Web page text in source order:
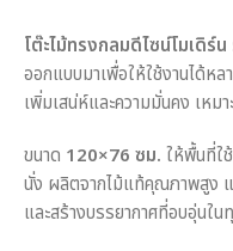
โต๊ะไม้ทรงกลมดีไซน์โมเดิร์
ออกแบบมาเพื่อให้ใช้งานได้หล
เพิ่มเสน่ห์และความมั่นคง เหม
ขนาด 120×76 ซม. ให้พื้นที่ใ
นั่ง ผลิตจากไม้แท้คุณภาพสูง
และสร้างบรรยากาศที่อบอุ่นใ